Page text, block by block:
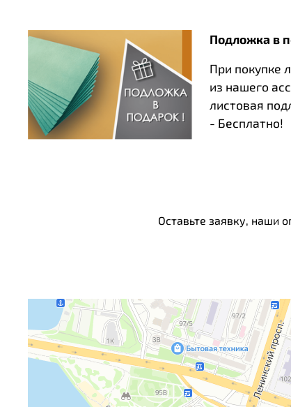
Подложка в
При покупке
из нашего
листовая
- Бесплатно!
Оставьте заявку, наши